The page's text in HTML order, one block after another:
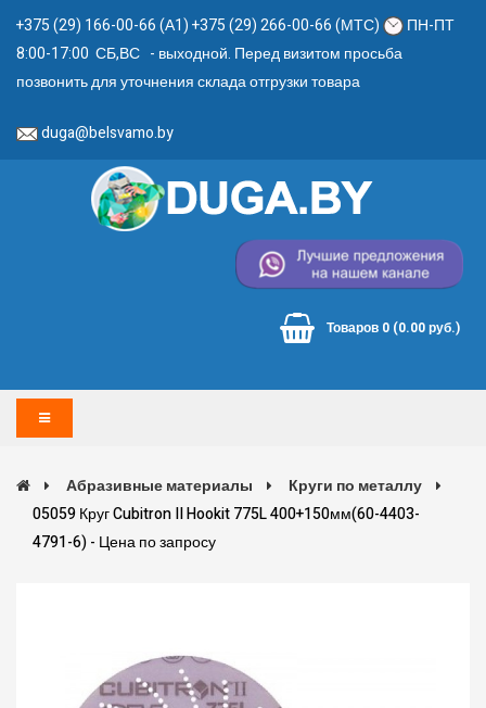
+375 (29) 166-00-66 (А1) +375 (29) 266-00-66 (МТС)
ПН-ПТ
8:00-17:00 СБ,ВС - выходной. Перед визитом просьба
позвонить для уточнения склада отгрузки товара
duga@belsvamo.by
Товаров 0 (0.00 руб.)
Абразивные материалы
Круги по металлу
05059 Круг Cubitron II Hookit 775L 400+150мм(60-4403-
4791-6) - Цена по запросу